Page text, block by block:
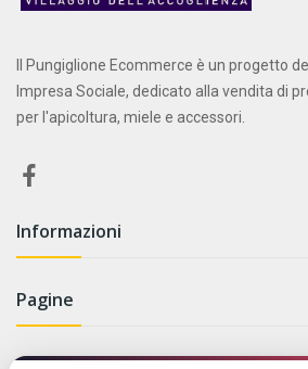
Il Pungiglione Ecommerce è un progetto de
Impresa Sociale, dedicato alla vendita di
per l'apicoltura, miele e accessori.
Informazioni
Pagine